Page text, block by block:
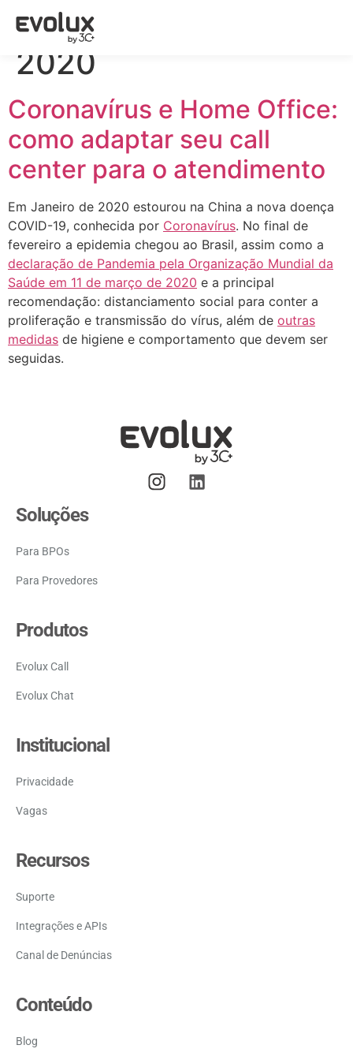
Dia:19 de março de
2020
Coronavírus e Home Office:
como adaptar seu call
center para o atendimento
Em Janeiro de 2020 estourou na China a nova doença
COVID-19, conhecida por Coronavírus. No final de
fevereiro a epidemia chegou ao Brasil, assim como a
declaração de Pandemia pela Organização Mundial da
Saúde em 11 de março de 2020 e a principal
recomendação: distanciamento social para conter a
proliferação e transmissão do vírus, além de outras
medidas de higiene e comportamento que devem ser
seguidas.
Soluções
Para BPOs
Para Provedores
Produtos
Evolux Call
Evolux Chat
Institucional
Privacidade
Vagas
Recursos
Suporte
Canal de Denúncias
Integrações e APIs
Conteúdo
Blog